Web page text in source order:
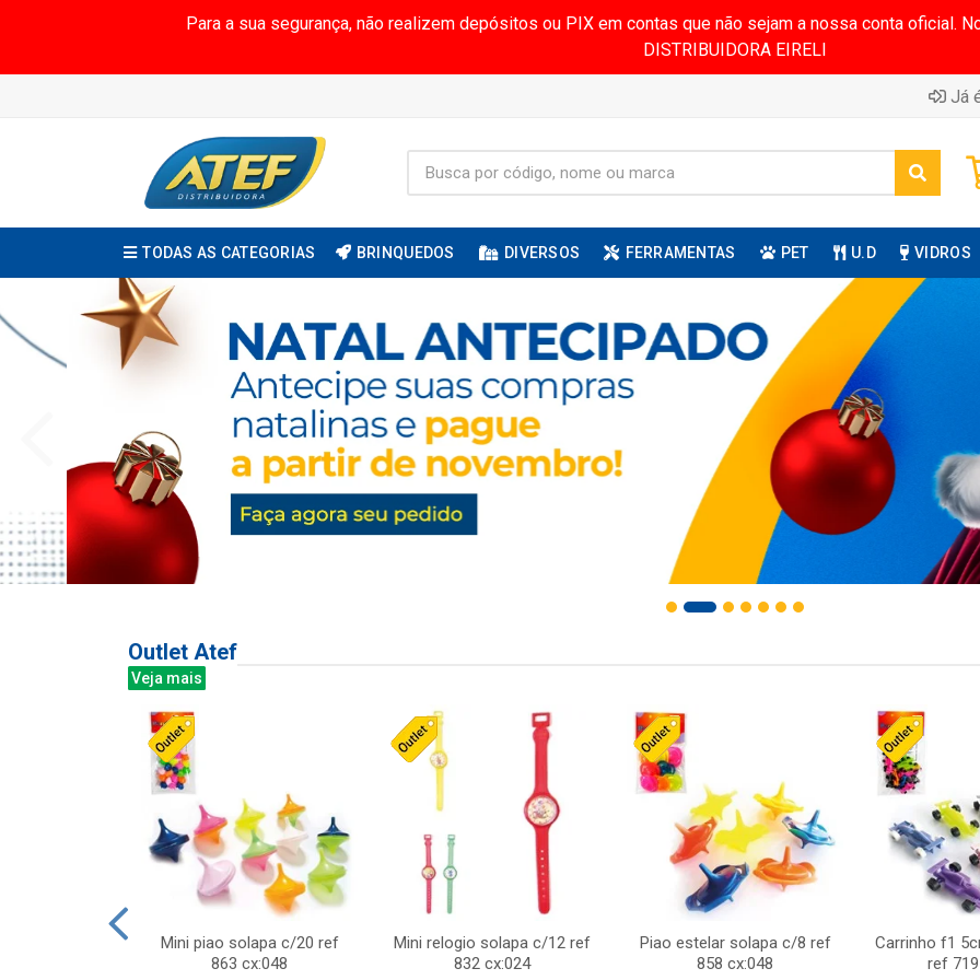
Para a sua segurança, não realizem depósitos ou PIX em contas que não sejam a nossa conta oficial.
DISTRIBUIDORA EIRELI
Já
TODAS AS CATEGORIAS BRINQUEDOS DIVERSOS FERRAMENTAS PET U.D VIDROS
Outlet Atef
Veja mais
Mini piao solapa c/20 ref
863 cx:048
Mini relogio solapa c/12 ref
832 cx:024
Piao estelar solapa c/8 ref
858 cx:048
Carrinho f1
ref